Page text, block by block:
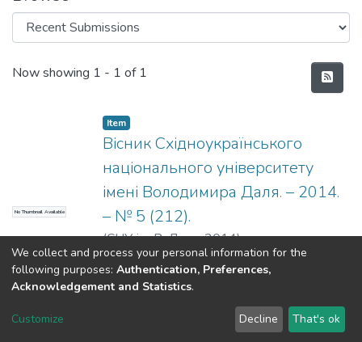
Recent Submissions
Now showing 1 - 1 of 1
No Thumbnail Available
Item
Вісник Східноукраїнського
національного університету
імені Володимира Даля. – 2014.
– № 5 (212).
(СНУ ім. В. Даля,2014)
Dspace & Volodymyr Dahl East Ukrainian National University
LYRASIS
Send Feedback
We collect and process your personal information for the
following purposes: Authentication, Preferences,
Acknowledgement and Statistics.
Customize Decline That's ok